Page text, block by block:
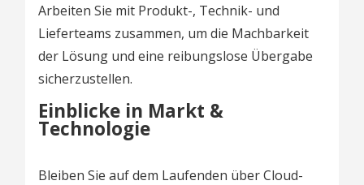
Arbeiten Sie mit Produkt-, Technik- und
Lieferteams zusammen, um die Machbarkeit
der Lösung und eine reibungslose Übergabe
sicherzustellen.
Einblicke in Markt &
Technologie
Bleiben Sie auf dem Laufenden über Cloud-